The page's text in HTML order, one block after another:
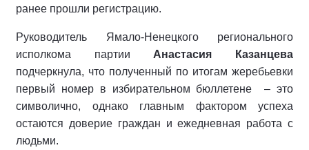
ранее прошли регистрацию.
Руководитель Ямало-Ненецкого регионального
исполкома партии Анастасия Казанцева
подчеркнула, что полученный по итогам жеребьевки
первый номер в избирательном бюллетене
– это
символично, однако главным фактором успеха
остаются доверие граждан и ежедневная работа с
людьми.